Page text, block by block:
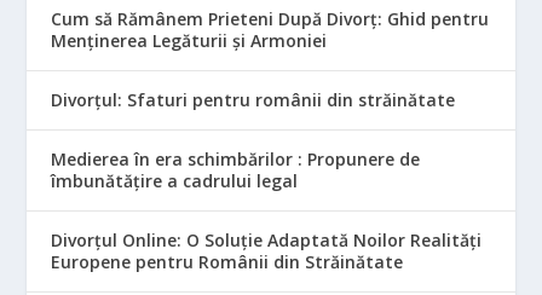
Cum să Rămânem Prieteni După Divorț: Ghid pentru
Menținerea Legăturii și Armoniei
Divorțul: Sfaturi pentru românii din străinătate
Medierea în era schimbărilor : Propunere de
îmbunătățire a cadrului legal
Divorțul Online: O Soluție Adaptată Noilor Realități
Europene pentru Românii din Străinătate